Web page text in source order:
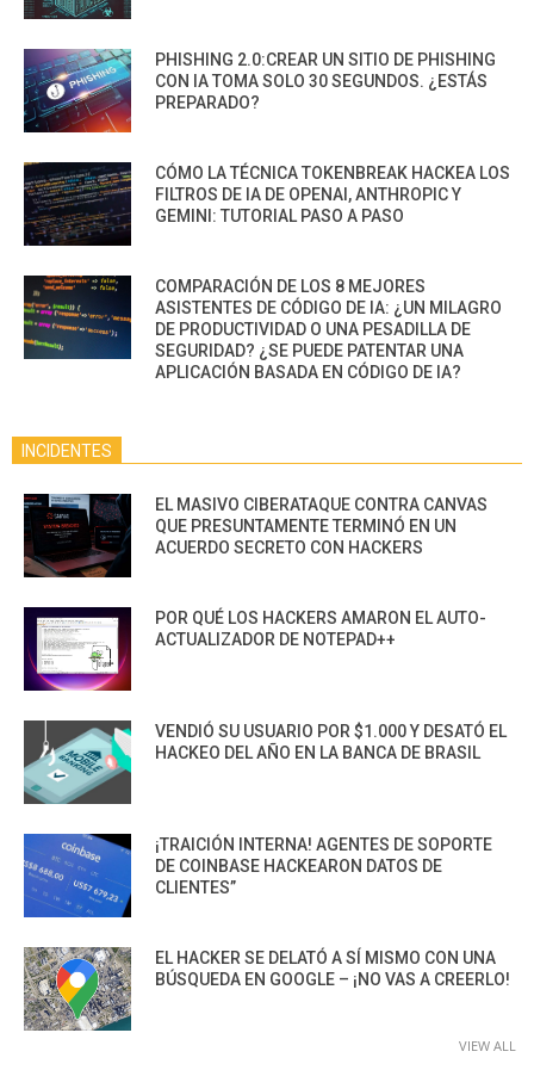
PHISHING 2.0:CREAR UN SITIO DE PHISHING
CON IA TOMA SOLO 30 SEGUNDOS. ¿ESTÁS
PREPARADO?
CÓMO LA TÉCNICA TOKENBREAK HACKEA LOS
FILTROS DE IA DE OPENAI, ANTHROPIC Y
GEMINI: TUTORIAL PASO A PASO
COMPARACIÓN DE LOS 8 MEJORES
ASISTENTES DE CÓDIGO DE IA: ¿UN MILAGRO
DE PRODUCTIVIDAD O UNA PESADILLA DE
SEGURIDAD? ¿SE PUEDE PATENTAR UNA
APLICACIÓN BASADA EN CÓDIGO DE IA?
INCIDENTES
EL MASIVO CIBERATAQUE CONTRA CANVAS
QUE PRESUNTAMENTE TERMINÓ EN UN
ACUERDO SECRETO CON HACKERS
POR QUÉ LOS HACKERS AMARON EL AUTO-
ACTUALIZADOR DE NOTEPAD++
VENDIÓ SU USUARIO POR $1.000 Y DESATÓ EL
HACKEO DEL AÑO EN LA BANCA DE BRASIL
¡TRAICIÓN INTERNA! AGENTES DE SOPORTE
DE COINBASE HACKEARON DATOS DE
CLIENTES”
EL HACKER SE DELATÓ A SÍ MISMO CON UNA
BÚSQUEDA EN GOOGLE – ¡NO VAS A CREERLO!
VIEW ALL